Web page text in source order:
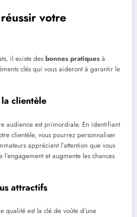
votre
il existe des bonnes pratiques à
clés qui vous aideront à garantir le
clientèle
audience est primordiale. En identifiant
clientèle, vous pourrez personnaliser
apprécient l’attention que vous
et augmente les chances
attractifs
qualité est la clé de voûte d’une